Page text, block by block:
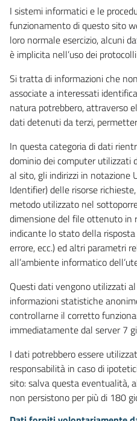
I sistemi informatici e le
funzionamento di questo sito
loro normale esercizio, alcuni
è implicita nell’uso dei
Si tratta di informazioni che
associate a interessati
natura potrebbero, attraverso
dati detenuti da terzi,
In questa categoria di dati
dominio dei computer
al sito, gli indirizzi in notazione
Identifier) delle risorse
metodo utilizzato nel
dimensione del file ottenuto in
indicante lo stato della
errore, ecc.) ed altri parametri
all’ambiente informatico
Questi dati vengono utilizzati
informazioni statistiche
controllarne il corretto
immediatamente dal server 7
I dati potrebbero essere
responsabilità in caso di
sito: salva questa eventualità,
non persistono per più di 180